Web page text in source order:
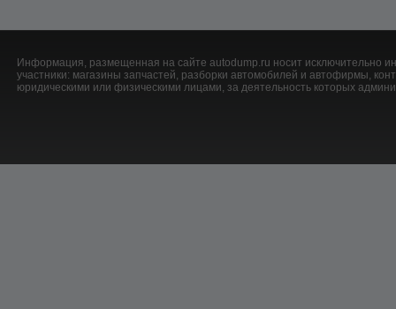
Информация, размещенная на сайте autodump.ru носит исключительно
участники: магазины запчастей, разборки автомобилей и автофирмы,
юридическими или физическими лицами, за деятельность которых